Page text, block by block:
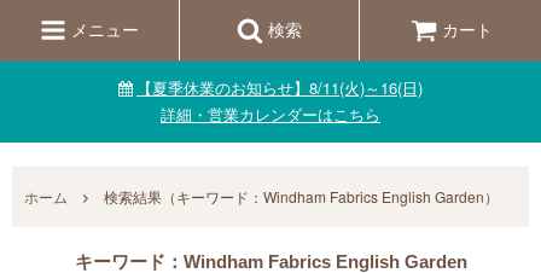
メニュー 検索 カート
【夏季休業のお知らせ】8/11(火)～16(日)
詳細・営業カレンダーはこちら
ホーム 検索結果（キーワード：Windham Fabrics English Garden）
キーワード：Windham Fabrics English Garden